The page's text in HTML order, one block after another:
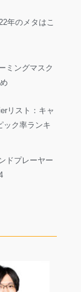
年のメタはこ
ミングマスク
リスト：キャ
ック率ランキ
ドプレーヤー